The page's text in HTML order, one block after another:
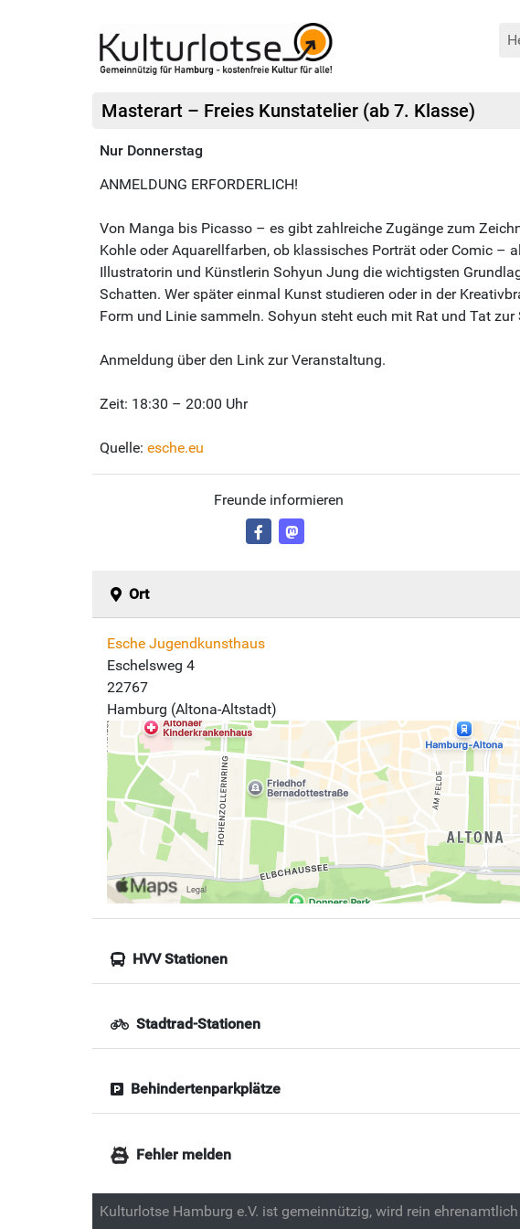
Masterart – Freies Kunstatelier (ab 7. Klasse)
Nur Donnerstag
ANMELDUNG ERFORDERLICH!
Von Manga bis Picasso – es gibt zahlreiche Zugänge zum
Kohle oder Aquarellfarben, ob klassisches Porträt oder Comic –
Illustratorin und Künstlerin Sohyun Jung die wichtigsten
Schatten. Wer später einmal Kunst studieren oder in der
Form und Linie sammeln. Sohyun steht euch mit Rat und Tat
Anmeldung über den Link zur Veranstaltung.
Zeit: 18:30 – 20:00 Uhr
Quelle: esche.eu
Freunde informieren
Ort
Esche Jugendkunsthaus
Eschelsweg 4
22767
Hamburg (Altona-Altstadt)
HVV Stationen
Stadtrad-Stationen
Behindertenparkplätze
Fehler melden
Kulturlotse Hamburg e.V. ist gemeinnützig, wird rein